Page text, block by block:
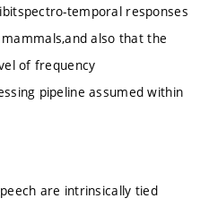
temporal responses
also that the
of frequency
pipeline assumed within
are intrinsically tied